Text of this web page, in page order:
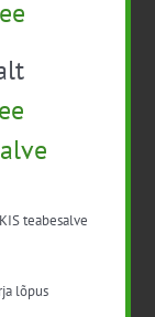
ühistegevuse
ja
võimalused”
teabesalve
lõpus